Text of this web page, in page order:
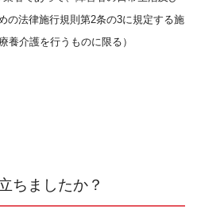
の法律施行規則第2条の3に規定する施
養介護を行うものに限る）
ちましたか？